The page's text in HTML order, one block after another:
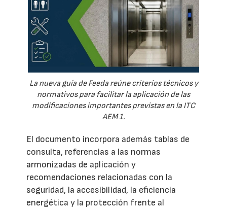
La nueva guía de Feeda reúne criterios técnicos y
normativos para facilitar la aplicación de las
modificaciones importantes previstas en la ITC
AEM 1.
El documento incorpora además tablas de
consulta, referencias a las normas
armonizadas de aplicación y
recomendaciones relacionadas con la
seguridad, la accesibilidad, la eficiencia
energética y la protección frente al